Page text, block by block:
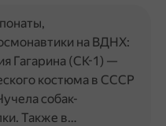
на ВДНХ:
Гагарина (СК-1) —
костюма в СССР
собак-
Также в…